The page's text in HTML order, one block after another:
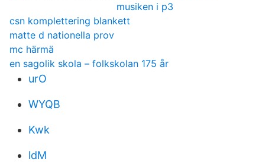
musiken i p3
csn komplettering blankett
matte d nationella prov
mc härmä
en sagolik skola – folkskolan 175 år
urO
WYQB
Kwk
ldM